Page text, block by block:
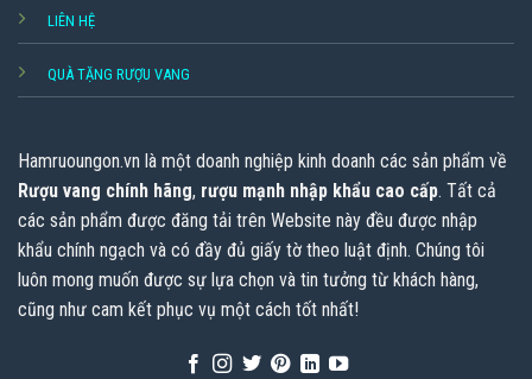
LIÊN HỆ
QUÀ TẶNG RƯỢU VANG
Hamruoungon.vn là một doanh nghiệp kinh doanh các sản phẩm về
Rượu vang chính hãng, rượu mạnh nhập khẩu cao cấp. Tất cả
các sản phẩm được đăng tải trên Website này đều được nhập
khẩu chính ngạch và có đầy đủ giấy tờ theo luật định. Chúng tôi
luôn mong muốn được sự lựa chọn và tin tưởng từ khách hàng,
cũng như cam kết phục vụ một cách tốt nhất!